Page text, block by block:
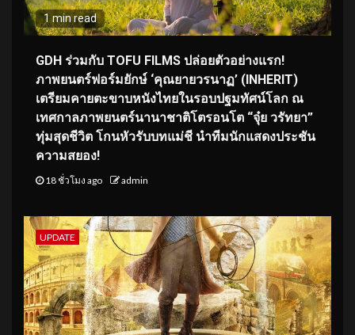
1 min read
GDH ร่วมกับ TOFU FILMS ปล่อยตัวอย่างแรก!
ภาพยนตร์ฟอร์มยักษ์ ‘คุณยายวรนาฏ’ (INHERIT)
เตรียมคายตะขาบหนังไทยในรอบปฐมทัศน์โลก ณ
เทศกาลภาพยนตร์นานาชาติโตรอนโต “จุ๋ย วรัทยา”
ทุ่มสุดชีวิต โกนหัวรับบทแม่ชี นำทีมนักแสดงประชัน
ความสยอง!
18 ชั่วโมง ago admin
UPDATE